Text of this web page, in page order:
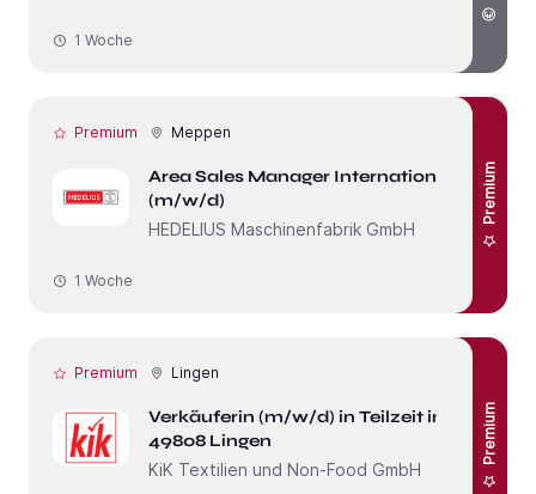
1 Woche
Premium Meppen
Area Sales Manager International
(m/w/d)
HEDELIUS Maschinenfabrik GmbH
Premium
1 Woche
Premium Lingen
Verkäuferin (m/w/d) in Teilzeit in
49808 Lingen
KiK Textilien und Non-Food GmbH
Premium